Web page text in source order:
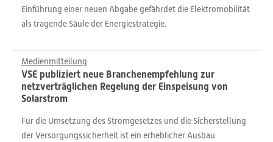
Einführung einer neuen Abgabe gefährdet die Elektromobilität
als tragende Säule der Energiestrategie.
Medienmitteilung
VSE publiziert neue Branchenempfehlung zur
netzverträglichen Regelung der Einspeisung von
Solarstrom
Für die Umsetzung des Stromgesetzes und die Sicherstellung
der Versorgungssicherheit ist ein erheblicher Ausbau